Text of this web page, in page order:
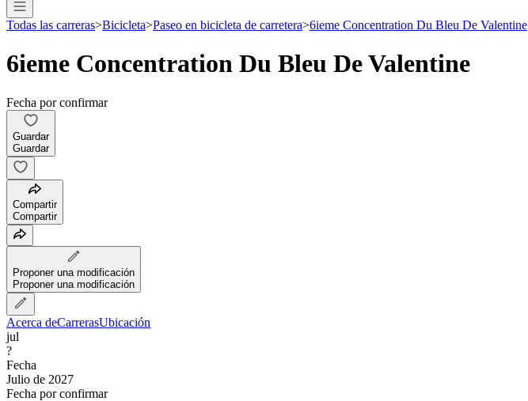
Todas las carreras>Bicicleta>Paseo en bicicleta de carretera>6ieme Concentration Du Bleu De Valentine
6ieme Concentration Du Bleu De Valentine
Fecha por confirmar
Guardar
Guardar
Compartir
Compartir
Proponer una modificación
Proponer una modificación
Acerca deCarrerasUbicación
jul
?
Fecha
Julio de 2027
Fecha por confirmar